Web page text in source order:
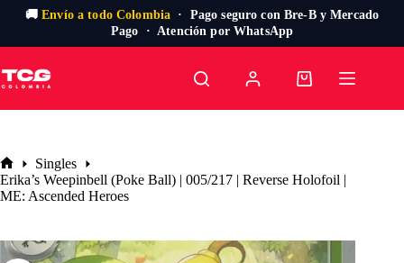
🚚Envío a todo Colombia · Pago seguro con Bre-B y Mercado
Pago · Atención por WhatsApp
al
contenido
Carro
Inicio
Singles
Erika’s Weepinbell (Poke Ball) | 005/217 | Reverse Holofoil |
ME: Ascended Heroes